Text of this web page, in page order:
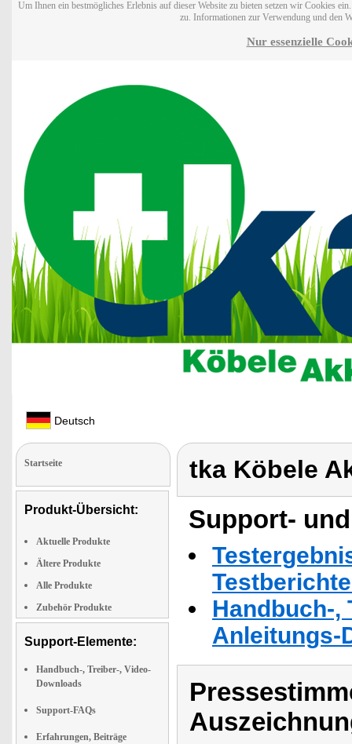
Um Ihnen ein bestmögliches Erlebnis auf dieser Website zu bieten setzen wir Cookies
zu. Informationen zur Verwendung und den
Nur essenzielle
Deutsch
Startseite
Produkt-Übersicht:
Aktuelle Produkte
Ältere Produkte
Alle Produkte
Zubehör Produkte
Support-Elemente:
Handbuch-, Treiber-, Video-
Downloads
Support-FAQs
Erfahrungen, Beiträge
tka Köbele
Support-
Handbuch-,
Anleitungs-